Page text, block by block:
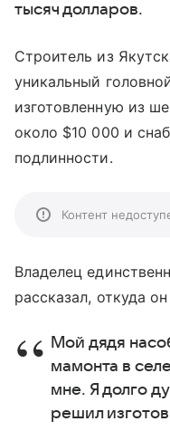
тысяч долларов.
Строитель из
уникальный
изготовленную из
около $10 000 и
подлинности.
Контент
Владелец
рассказал, откуда
Мой дядя
мамонта в
мне. Я долго
решил